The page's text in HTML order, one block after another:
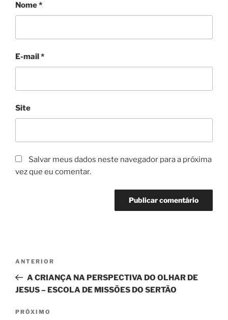
Nome*
E-mail*
Site
Salvar meus dados neste navegador para a próxima
vez que eu comentar.
Post
Post
anterior
ANTERIOR
A CRIANÇA NA PERSPECTIVA DO OLHAR DE
JESUS – ESCOLA DE MISSÕES DO SERTÃO
Próximo
PRÓXIMO